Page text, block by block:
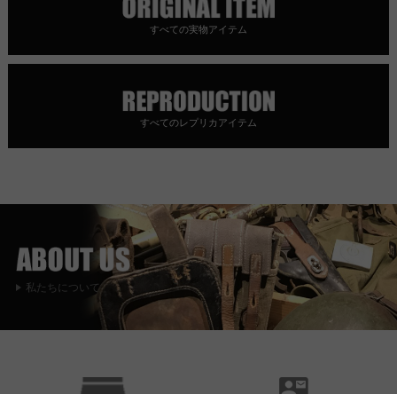
すべての実物アイテム
すべてのレプリカアイテム
私たちについて